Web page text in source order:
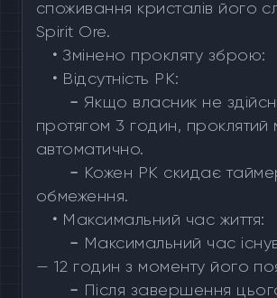
споживання кристалів його
Spirit Ore.
• Змінено прокляту зброю:
• Відсутність PK:
- Якщо власник не
протягом 3 годин, проклятий
автоматично.
- Кожен PK скидає
обмеження.
• Максимальний час життя:
- Максимальний час
— 12 годин з моменту його
- Після завершення